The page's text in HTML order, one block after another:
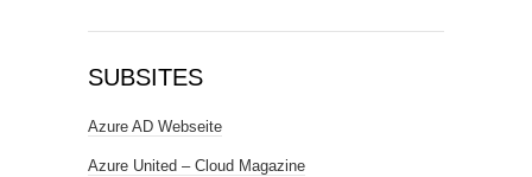
SUBSITES
Azure AD Webseite
Azure United – Cloud Magazine